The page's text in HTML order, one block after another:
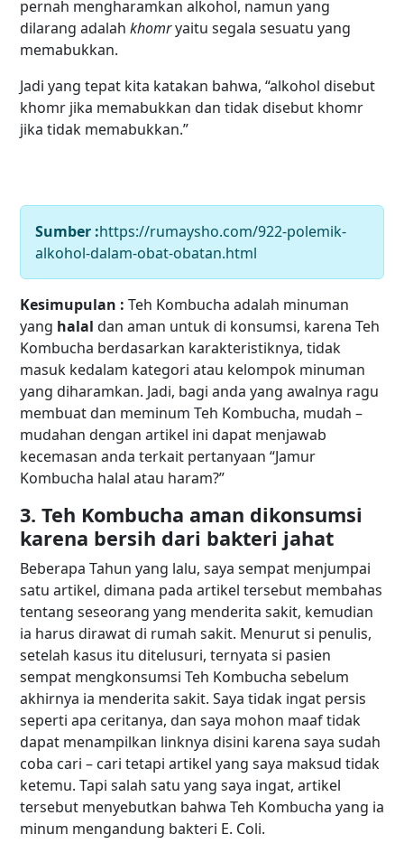
pernah mengharamkan alkohol, namun yang
dilarang adalah khomryaitu segala sesuatu yang
memabukkan.
Jadi yang tepat kita katakan bahwa, “alkohol disebut
khomr jika memabukkan dan tidak disebut khomr
jika tidak memabukkan.”
Sumber :https://rumaysho.com/922-polemik-
alkohol-dalam-obat-obatan.html
Kesimupulan : Teh Kombucha adalah minuman
yang halal dan aman untuk di konsumsi, karena Teh
Kombucha berdasarkan karakteristiknya, tidak
masuk kedalam kategori atau kelompok minuman
yang diharamkan. Jadi, bagi anda yang awalnya ragu
membuat dan meminum Teh Kombucha, mudah –
mudahan dengan artikel ini dapat menjawab
kecemasan anda terkait pertanyaan “Jamur
Kombucha halal atau haram?”
3. Teh Kombucha aman dikonsumsi
karena bersih dari bakteri jahat
Beberapa Tahun yang lalu, saya sempat menjumpai
satu artikel, dimana pada artikel tersebut membahas
tentang seseorang yang menderita sakit, kemudian
ia harus dirawat di rumah sakit. Menurut si penulis,
setelah kasus itu ditelusuri, ternyata si pasien
sempat mengkonsumsi Teh Kombucha sebelum
akhirnya ia menderita sakit. Saya tidak ingat persis
seperti apa ceritanya, dan saya mohon maaf tidak
dapat menampilkan linknya disini karena saya sudah
coba cari – cari tetapi artikel yang saya maksud tidak
ketemu. Tapi salah satu yang saya ingat, artikel
tersebut menyebutkan bahwa Teh Kombucha yang ia
minum mengandung bakteri E. Coli.